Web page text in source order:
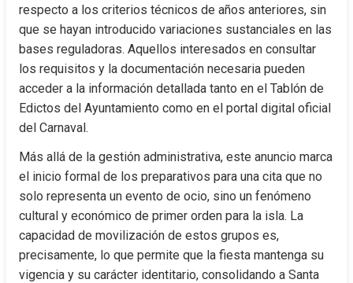
respecto a los criterios técnicos de años anteriores, sin
que se hayan introducido variaciones sustanciales en las
bases reguladoras. Aquellos interesados en consultar
los requisitos y la documentación necesaria pueden
acceder a la información detallada tanto en el Tablón de
Edictos del Ayuntamiento como en el portal digital oficial
del Carnaval.
Más allá de la gestión administrativa, este anuncio marca
el inicio formal de los preparativos para una cita que no
solo representa un evento de ocio, sino un fenómeno
cultural y económico de primer orden para la isla. La
capacidad de movilización de estos grupos es,
precisamente, lo que permite que la fiesta mantenga su
vigencia y su carácter identitario, consolidando a Santa